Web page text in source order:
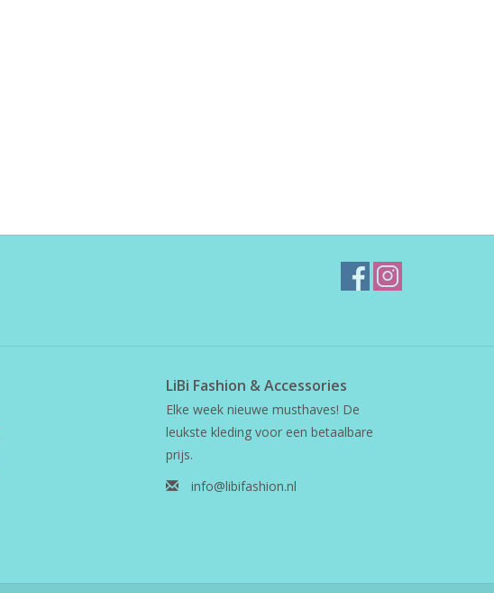
LiBi Fashion & Accessories
Elke week nieuwe musthaves! De
leukste kleding voor een betaalbare
prijs.
info@libifashion.nl